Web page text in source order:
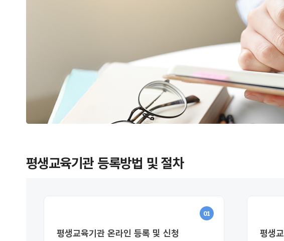
평생교육기관 등록방법 및 절차
01
평생교육기관 온라인 등록 및 신청 평생